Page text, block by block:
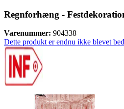
Regnforhæng -
Varenummer: 904338
Dette produkt er endnu ikke blevet